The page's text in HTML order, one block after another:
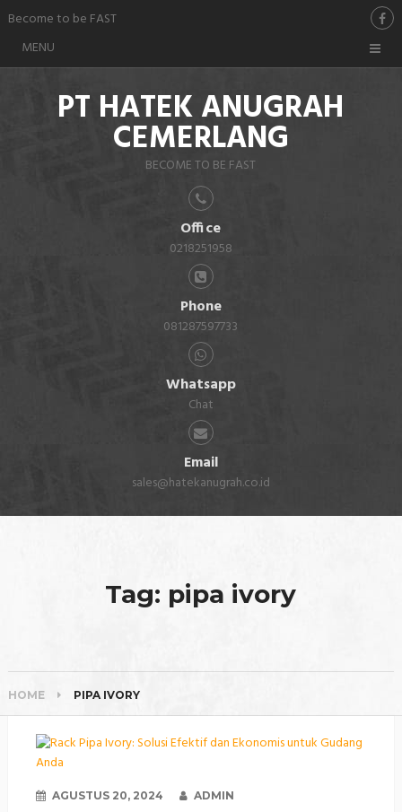
Become to be FAST
MENU
PT HATEK ANUGRAH
CEMERLANG
BECOME TO BE FAST
Office
0218251958
Phone
081287597733
Whatsapp
Chat
Email
sales@hatekanugrah.co.id
Tag: pipa ivory
HOME PIPA IVORY
AGUSTUS 20, 2024 ADMIN